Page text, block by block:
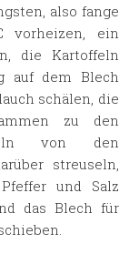
also fange
vorheizen, ein
die Kartoffeln
auf dem Blech
schälen, die
zu den
von den
streuseln,
und Salz
das Blech für